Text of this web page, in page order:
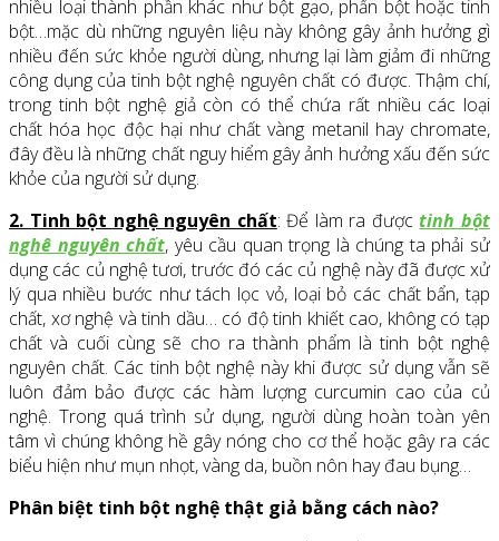
nhiều loại thành phần khác như bột gạo, phấn bột hoặc tinh
bột…mặc dù những nguyên liệu này không gây ảnh hưởng gì
nhiều đến sức khỏe người dùng, nhưng lại làm giảm đi những
công dụng của tinh bột nghệ nguyên chất có được. Thậm chí,
trong tinh bột nghệ giả còn có thể chứa rất nhiều các loại
chất hóa học độc hại như chất vàng metanil hay chromate,
đây đều là những chất nguy hiểm gây ảnh hưởng xấu đến sức
khỏe của người sử dụng.
2. Tinh bột nghệ nguyên chất: Để làm ra đượctinh bột
nghê nguyên chất, yêu cầu quan trọng là chúng ta phải sử
dụng các củ nghệ tươi, trước đó các củ nghệ này đã được xử
lý qua nhiều bước như tách lọc vỏ, loại bỏ các chất bẩn, tạp
chất, xơ nghệ và tinh dầu… có độ tinh khiết cao, không có tạp
chất và cuối cùng sẽ cho ra thành phẩm là tinh bột nghệ
nguyên chất. Các tinh bột nghệ này khi được sử dụng vẫn sẽ
luôn đảm bảo được các hàm lượng curcumin cao của củ
nghệ. Trong quá trình sử dụng, người dùng hoàn toàn yên
tâm vì chúng không hề gây nóng cho cơ thể hoặc gây ra các
biểu hiện như mụn nhọt, vàng da, buồn nôn hay đau bụng…
Phân biệt tinh bột nghệ thật giả bằng cách nào?